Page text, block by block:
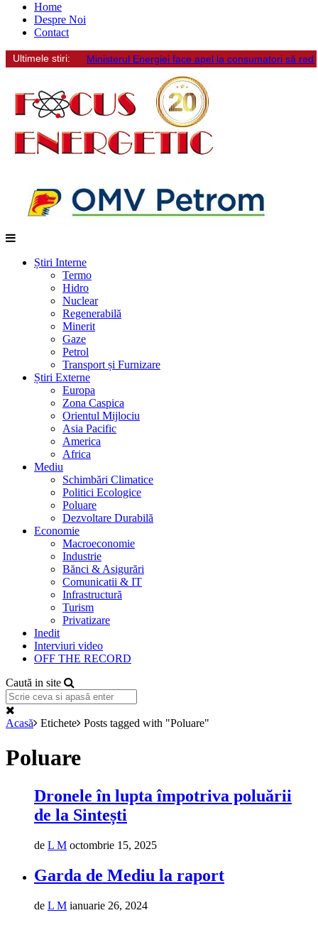
Home
Despre Noi
Contact
Ultimele stiri: Ministerul Energiei face apel la consumatori să
Știri Interne
Termo
Hidro
Nuclear
Regenerabilă
Minerit
Gaze
Petrol
Transport și Furnizare
Știri Externe
Europa
Zona Caspica
Orientul Mijlociu
Asia Pacific
America
Africa
Mediu
Schimbări Climatice
Politici Ecologice
Poluare
Dezvoltare Durabilă
Economie
Macroeconomie
Industrie
Bănci & Asigurări
Comunicatii & IT
Infrastructură
Turism
Privatizare
Inedit
Interviuri video
OFF THE RECORD
Caută in site
Acasă Etichete Posts tagged with "Poluare"
Poluare
Dronele în lupta împotriva poluării
de la Sintești
de L M octombrie 15, 2025
Garda de Mediu la raport
de L M ianuarie 26, 2024